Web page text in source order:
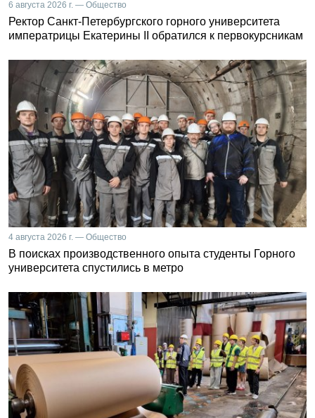
6 августа 2026 г. — Общество
Ректор Санкт-Петербургского горного университета
императрицы Екатерины II обратился к первокурсникам
4 августа 2026 г. — Общество
В поисках производственного опыта студенты Горного
университета спустились в метро